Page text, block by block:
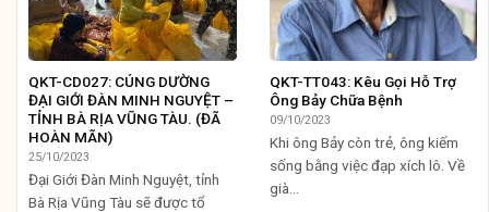
QKT-CD027: CÚNG DƯỜNG
ĐẠI GIỚI ĐÀN MINH NGUYỆT –
TỈNH BÀ RỊA VŨNG TÀU. (ĐÃ
HOÀN MÃN)
25/10/2023
Đại Giới Đàn Minh Nguyệt, tỉnh
Bà Rịa Vũng Tàu sẽ được tổ
QKT-TT043: Kêu Gọi Hỗ Trợ
Ông Bảy Chữa Bệnh
09/10/2023
Khi ông Bảy còn trẻ, ông kiếm
sống bằng việc đạp xích lô. Về
già...